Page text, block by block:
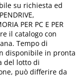
su richiesta ed
PER PC E PER
il catalogo con
Tempo di
disponibile in pronta
del lotto di
può differire da